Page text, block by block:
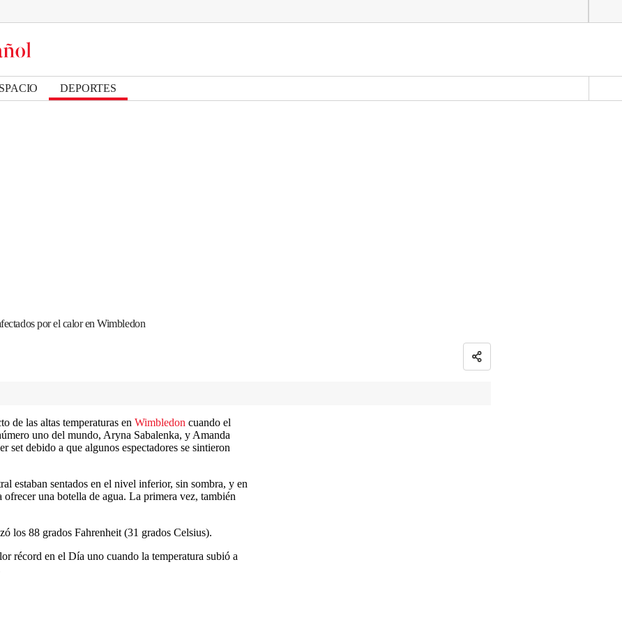
DEPORTES
por el calor en Wimbledon
de las altas temperaturas en Wimbledon cuando el
uno del mundo, Aryna Sabalenka, y Amanda
set debido a que algunos espectadores se sintieron
estaban sentados en el nivel inferior, sin sombra, y en
ofrecer una botella de agua. La primera vez, también
los 88 grados Fahrenheit (31 grados Celsius).
récord en el Día uno cuando la temperatura subió a